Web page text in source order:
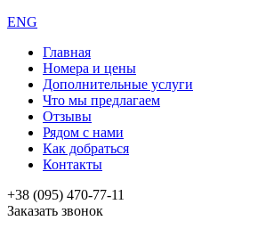
ENG
Главная
Номера и цены
Дополнительные услуги
Что мы предлагаем
Отзывы
Рядом с нами
Как добраться
Контакты
+38 (095) 470-77-11
Заказать звонок